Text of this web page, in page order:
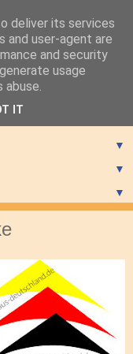
▼
▼
▼
deliver its services
and user-agent are
and security
usage
IT